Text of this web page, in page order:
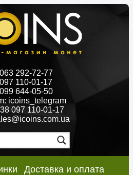
292-72-77
110-01-17
644-05-50
icoins_telegram
097 110-01-17
Доставка и оплата